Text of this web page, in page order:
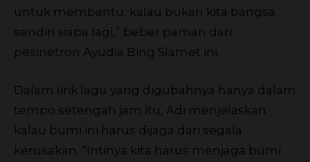
untuk membantu, kalau bukan kita bangsa
sendiri siapa lagi,” beber paman dari
pesinetron Ayudia Bing Slamet ini.
Dalam lirik lagu yang digubahnya hanya dalam
tempo setengah jam itu, Adi menjelaskan
kalau bumi ini harus dijaga dari segala
kerusakan. “Intinya kita harus menjaga bumi